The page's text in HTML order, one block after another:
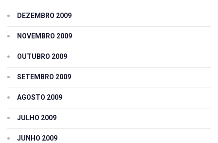
DEZEMBRO 2009
NOVEMBRO 2009
OUTUBRO 2009
SETEMBRO 2009
AGOSTO 2009
JULHO 2009
JUNHO 2009